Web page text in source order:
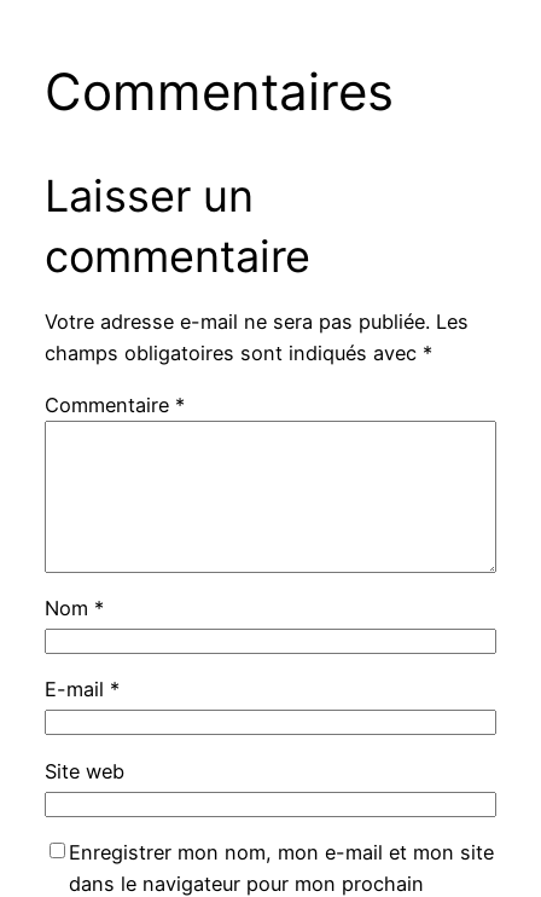
Commentaires
Laisser un
commentaire
Votre adresse e-mail ne sera pas publiée. Les
champs obligatoires sont indiqués avec *
Commentaire *
Nom *
E-mail *
Site web
Enregistrer mon nom, mon e-mail et mon site
dans le navigateur pour mon prochain